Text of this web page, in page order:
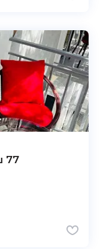
77
5.0